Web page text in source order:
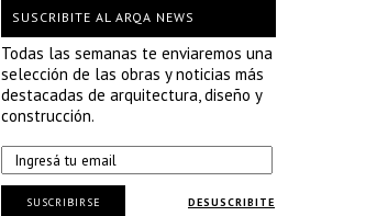
SUSCRIBITE AL ARQA NEWS
Todas las semanas te enviaremos una
selección de las obras y noticias más
destacadas de arquitectura, diseño y
construcción.
DESUSCRIBITE
SUSCRIBIRSE